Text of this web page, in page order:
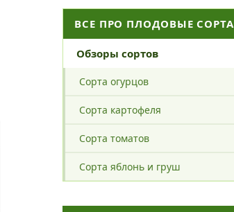
ВСЕ ПРО ПЛОДОВЫЕ СОРТА
Обзоры сортов
Сорта огурцов
Сорта картофеля
Сорта томатов
Сорта яблонь и груш